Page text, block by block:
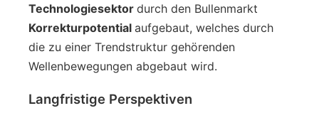
Technologiesektor durch den Bullenmarkt
Korrekturpotential aufgebaut, welches durch
die zu einer Trendstruktur gehörenden
Wellenbewegungen abgebaut wird.
Langfristige Perspektiven